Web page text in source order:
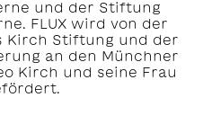
und der Stiftung
FLUX wird von der
Kirch Stiftung und der
an den Münchner
Kirch und seine Frau